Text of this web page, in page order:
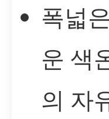
폭넓
운 색
의 자